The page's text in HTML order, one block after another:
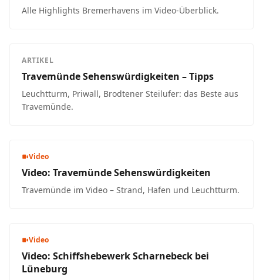
Alle Highlights Bremerhavens im Video-Überblick.
ARTIKEL
Travemünde Sehenswürdigkeiten – Tipps
Leuchtturm, Priwall, Brodtener Steilufer: das Beste aus
Travemünde.
Video
Video: Travemünde Sehenswürdigkeiten
Travemünde im Video – Strand, Hafen und Leuchtturm.
Video
Video: Schiffshebewerk Scharnebeck bei
Lüneburg